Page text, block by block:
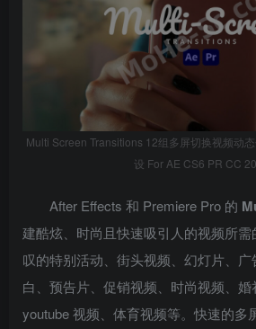
Multi Screen Transitions 12组多屏切换视频动
设 For AE CS6 PR CC
After Effects 和 Premiere Pro 的
建酷炫、时尚且快速吸引人的视频所
叹的特别活动、街头视频、幻灯片、
白、预告片、促销视频、时尚视频、婚
youtube 视频、体育视频等。快速的多